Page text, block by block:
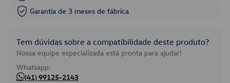
Garantia de 3 meses de fábrica
Tem dúvidas sobre a compatibilidade deste produto?
Nossa equipe especializada está pronta para ajudar!
Whatsapp:
(41) 99125-2143